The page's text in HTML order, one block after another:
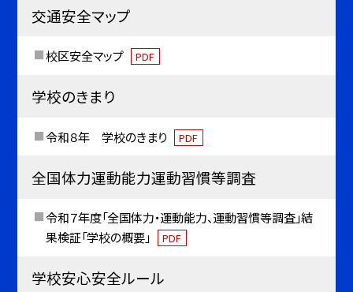
交通安全マップ
校区安全マップ PDF
学校のきまり
令和８年 学校のきまり PDF
全国体力運動能力運動習慣等調査
令和７年度「全国体力・運動能力、運動習慣等調査」結
果検証「学校の概要」
PDF
学校安心安全ルール